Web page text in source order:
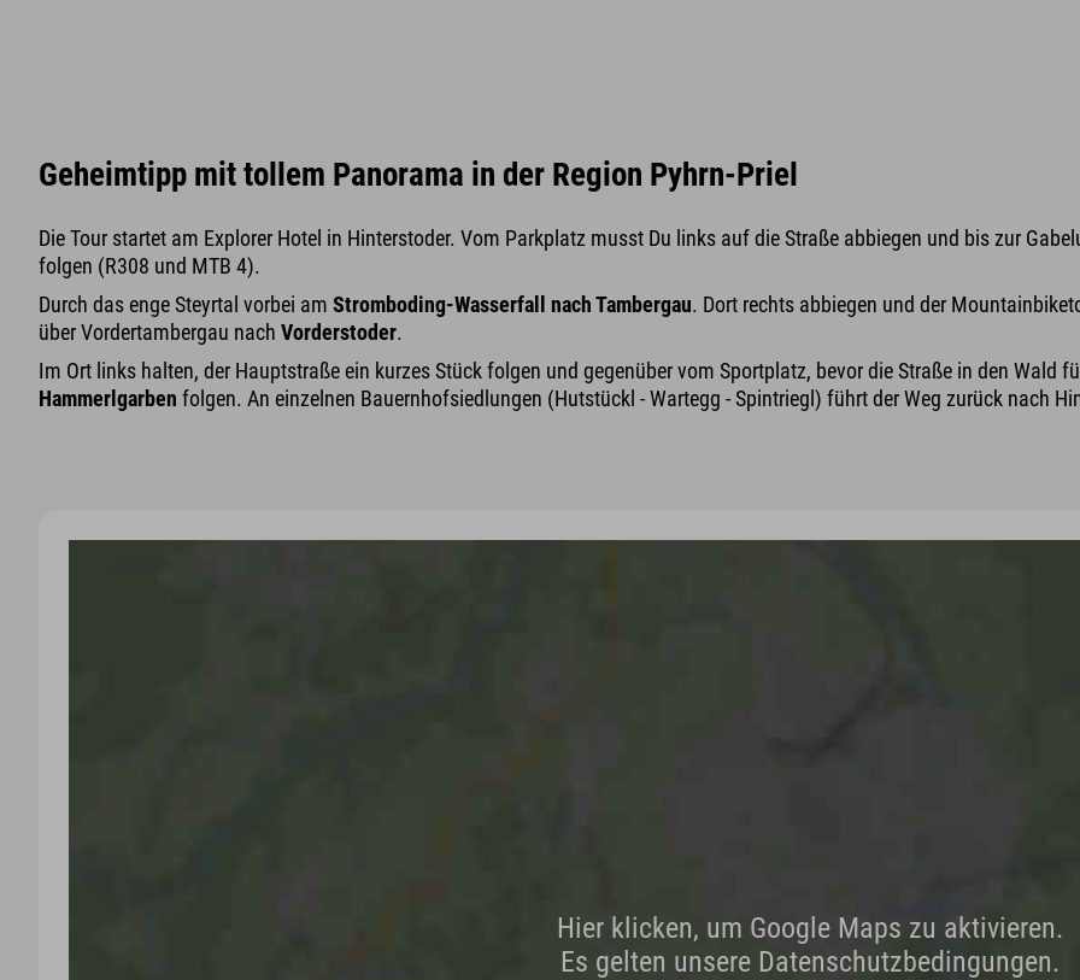
Geheimtipp mit tollem Panorama in der Region Pyhrn-Priel
Die Tour startet am Explorer Hotel in Hinterstoder. Vom Parkplatz musst Du links auf die Straße abbiegen und bis zur
folgen (R308 und MTB 4).
Durch das enge Steyrtal vorbei am Stromboding-Wasserfall nach Tambergau. Dort rechts abbiegen und der
über Vordertambergau nach Vorderstoder.
Im Ort links halten, der Hauptstraße ein kurzes Stück folgen und gegenüber vom Sportplatz, bevor die Straße in den Wald
Hammerlgarben folgen. An einzelnen Bauernhofsiedlungen (Hutstückl - Wartegg - Spintriegl) führt der Weg zurück nach
Hier klicken, um Google Maps zu aktivieren.
Es gelten unsere Datenschutzbedingungen.